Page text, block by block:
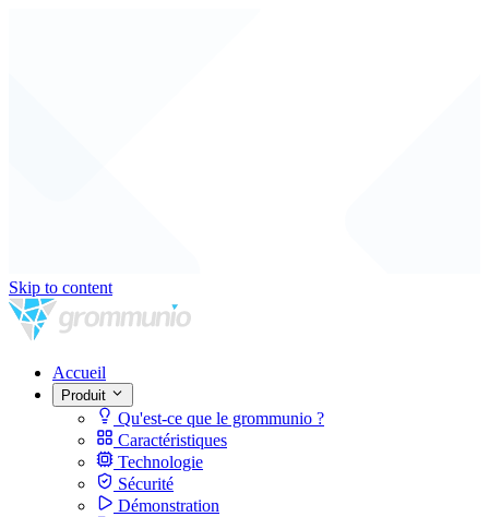
Skip to content
Accueil
Produit
Qu'est-ce que le grommunio ?
Caractéristiques
Technologie
Sécurité
Démonstration